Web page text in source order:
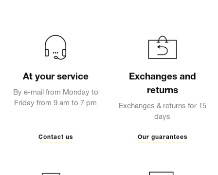
At your service
By e-mail from Monday to
Friday from 9 am to 7 pm
Contact us
Exchanges and
returns
Exchanges & returns for 15
days
Our guarantees